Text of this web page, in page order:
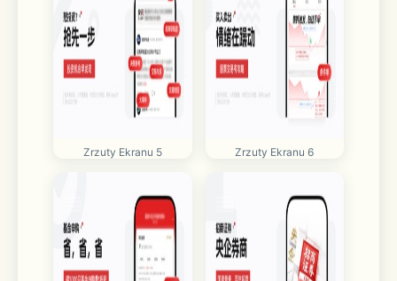
Zrzuty Ekranu 5 Zrzuty Ekranu 6